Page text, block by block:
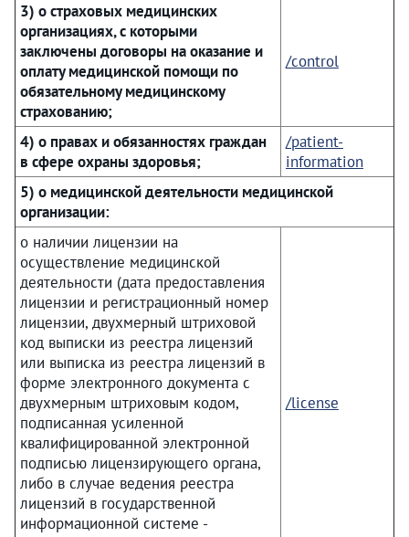
3) о страховых медицинских
организациях, с которыми
заключены договоры на оказание и
оплату медицинской помощи по
обязательному медицинскому
страхованию;
/control
4) о правах и обязанностях граждан
в сфере охраны здоровья;
/patient-
information
5) о медицинской деятельности медицинской
организации:
о наличии лицензии на
осуществление медицинской
деятельности (дата предоставления
лицензии и регистрационный номер
лицензии, двухмерный штриховой
код выписки из реестра лицензий
или выписка из реестра лицензий в
форме электронного документа с
двухмерным штриховым кодом,
подписанная усиленной
квалифицированной электронной
подписью лицензирующего органа,
либо в случае ведения реестра
лицензий в государственной
информационной системе -
/license